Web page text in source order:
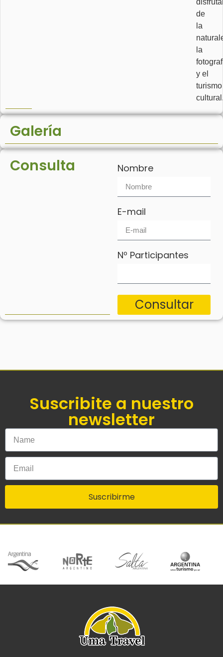
de
la
la
y el
turismo
Galería
Consulta
Nombre
E-mail
Nº Participantes
Consultar
Suscribite a nuestro
newsletter
Suscribirme